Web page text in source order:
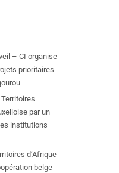
– CI organise
prioritaires
par un
institutions
d’Afrique
belge